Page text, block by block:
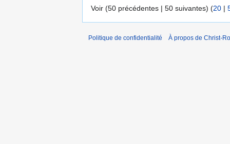
Voir (50 précédentes | 50 suivantes) (20 |
Politique de confidentialité À propos de Christ-